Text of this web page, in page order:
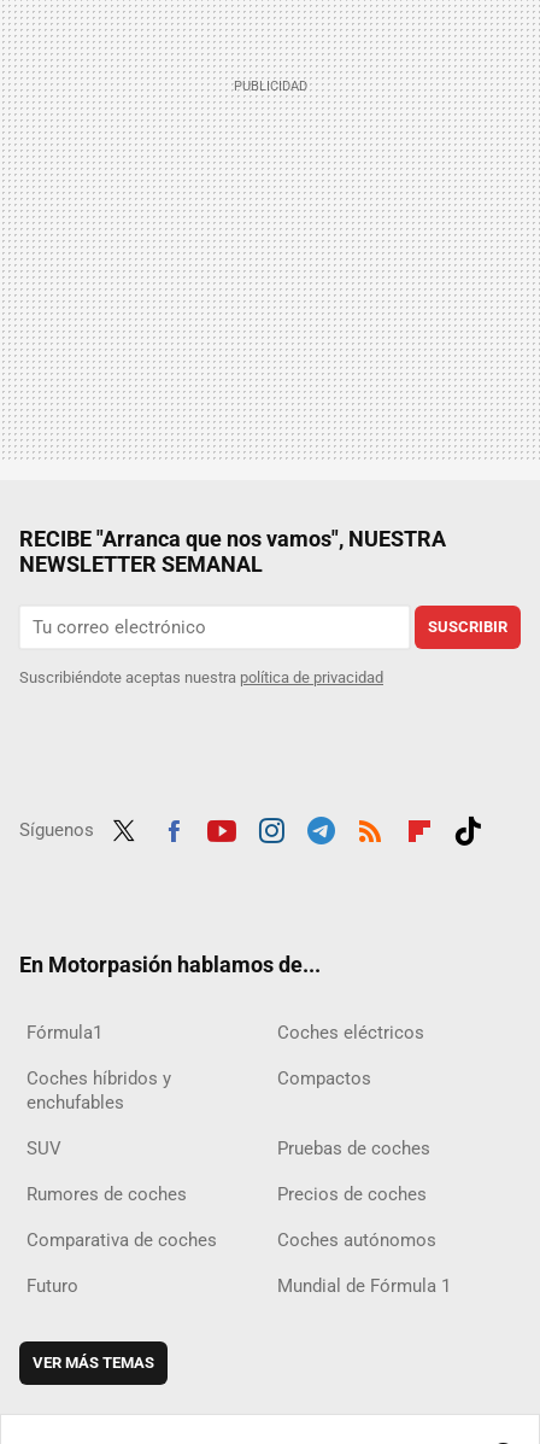
RECIBE "Arranca que nos vamos", NUESTRA
NEWSLETTER SEMANAL
SUSCRIBIR
Suscribiéndote aceptas nuestra política de privacidad
Síguenos
En Motorpasión hablamos de...
Fórmula1 Coches eléctricos
Coches híbridos y
enchufables
Compactos
SUV Pruebas de coches
Rumores de coches Precios de coches
Comparativa de coches Coches autónomos
Futuro Mundial de Fórmula 1
VER MÁS TEMAS